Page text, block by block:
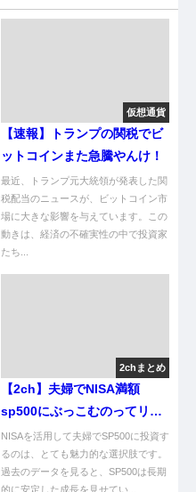
仮想通貨
【速報】トランプの関税でビ
ットコインまた急騰やんけ！
最近、トランプ元大統領が発表した関
税配当のニュースが、ビットコイン市
場に大きな影響を与えています。この
動きは、経済の不確実性の中で投資家
たち...
2chまとめ
【2ch】夫婦でNISA満額
sp500にぶっこむのってリス
ク高すぎ？
NISAを活用して夫婦でSP500に投資す
るのは、とても魅力的な選択肢です。
過去のデータを見ると、SP500は長期
的に安定した成長を見せてい...